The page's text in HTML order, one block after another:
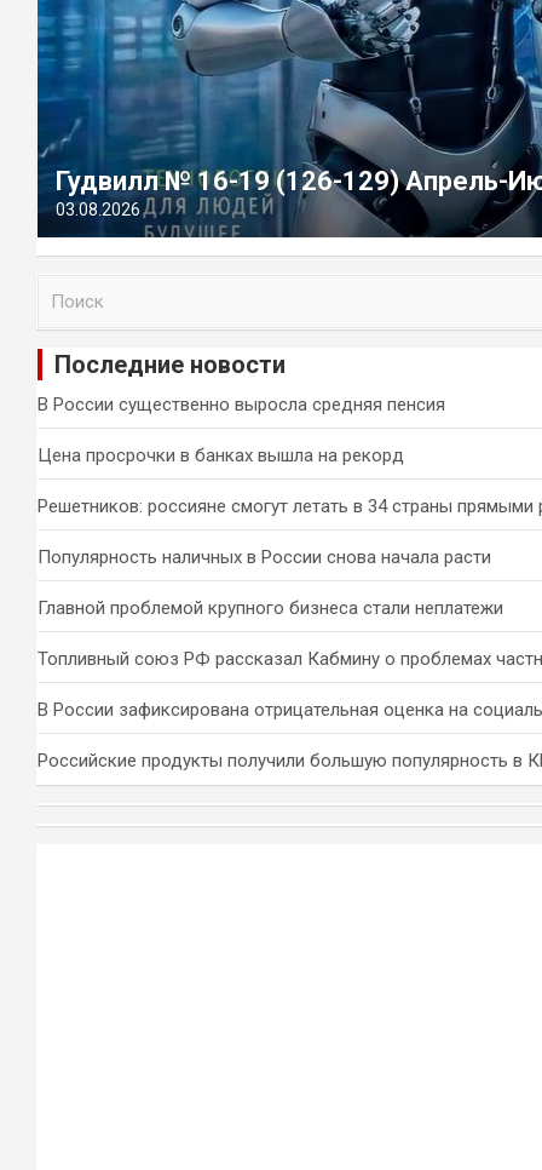
Гудвилл № 16-19 (126-129) Апрель-
03.08.2026
Последние новости
В России существенно выросла средняя пенсия
Цена просрочки в банках вышла на рекорд
Решетников: россияне смогут летать в 34 страны прямыми
Популярность наличных в России снова начала расти
Главной проблемой крупного бизнеса стали неплатежи
Топливный союз РФ рассказал Кабмину о проблемах
В России зафиксирована отрицательная оценка на
Российские продукты получили большую популярность в